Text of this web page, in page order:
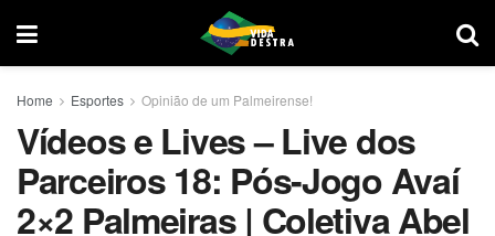
Home Esportes Opinião de um Palmeirense!
Vídeos e Lives – Live dos
Parceiros 18: Pós-Jogo Avaí
2×2 Palmeiras | Coletiva Abel